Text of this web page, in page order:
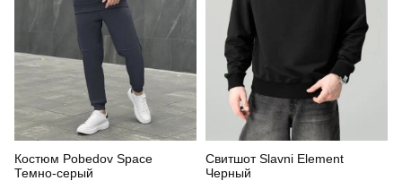
Сезон осінь
Склад тканини 100% поліестер
Країна - виробник
Костюм Pobedov Space
Темно-серый
Свитшот Slavni Element
Черный